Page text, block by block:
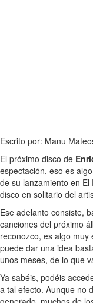
Escrito por: Manu
El próximo disco de
espectación, eso es
de su lanzamiento en
disco en solitario del
Ese adelanto consiste,
canciones del próximo
reconozco, es algo
puede dar una idea
unos meses, de lo que
Ya sabéis, podéis
a tal efecto. Aunque no